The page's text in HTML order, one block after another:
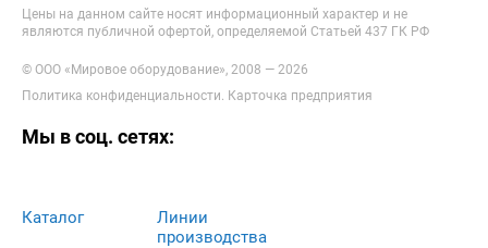
Цены на данном сайте носят информационный характер и не
являются публичной офертой, определяемой Статьей 437 ГК РФ
© ООО «Мировое оборудование», 2008 — 2026
Политика конфиденциальности Карточка предприятия
Мы в соц. сетях:
Каталог
Линии
производства